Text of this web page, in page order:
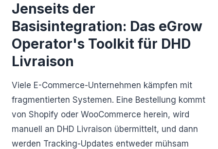
Jenseits der
Basisintegration: Das eGrow
Operator's Toolkit für DHD
Livraison
Viele E-Commerce-Unternehmen kämpfen mit
fragmentierten Systemen. Eine Bestellung kommt
von Shopify oder WooCommerce herein, wird
manuell an DHD Livraison übermittelt, und dann
werden Tracking-Updates entweder mühsam